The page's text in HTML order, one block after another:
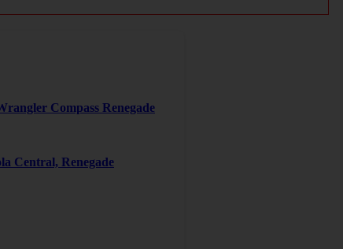
Compass Renegade
Central, Renegade